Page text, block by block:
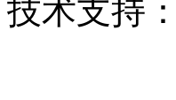
技术支持：